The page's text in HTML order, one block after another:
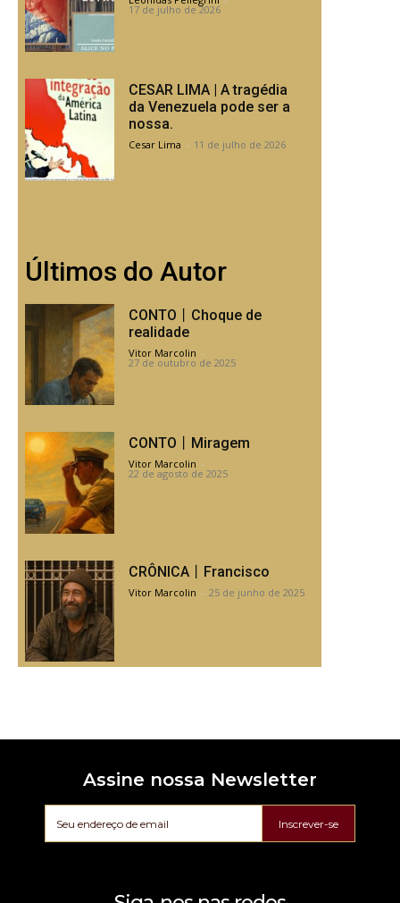
17 de julho de 2026
CESAR LIMA | A tragédia
da Venezuela pode ser a
nossa.
Cesar Lima - 11 de julho de 2026
Últimos do Autor
CONTO丨Choque de
realidade
Vitor Marcolin -
27 de outubro de 2025
CONTO丨Miragem
Vitor Marcolin -
22 de agosto de 2025
CRÔNICA丨Francisco
Vitor Marcolin - 25 de junho de 2025
Assine nossa Newsletter
Inscrever-se